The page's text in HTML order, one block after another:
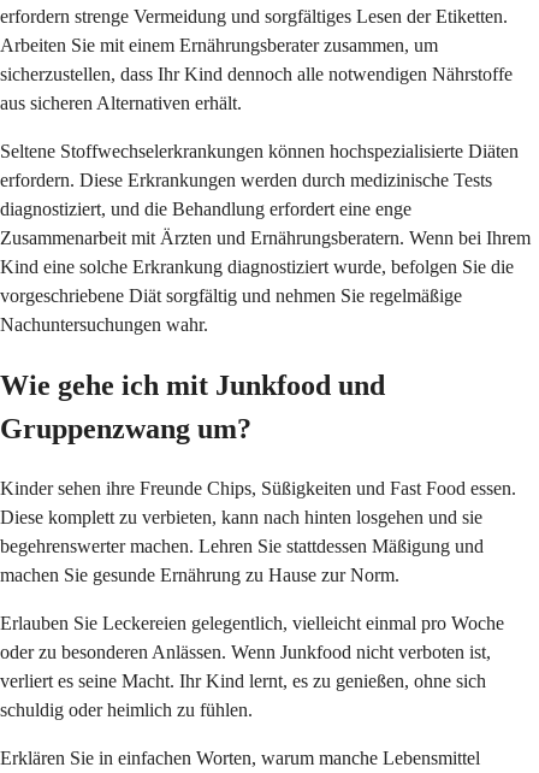
erfordern strenge Vermeidung und sorgfältiges Lesen der Etiketten.
Arbeiten Sie mit einem Ernährungsberater zusammen, um
sicherzustellen, dass Ihr Kind dennoch alle notwendigen Nährstoffe
aus sicheren Alternativen erhält.
Seltene Stoffwechselerkrankungen können hochspezialisierte Diäten
erfordern. Diese Erkrankungen werden durch medizinische Tests
diagnostiziert, und die Behandlung erfordert eine enge
Zusammenarbeit mit Ärzten und Ernährungsberatern. Wenn bei Ihrem
Kind eine solche Erkrankung diagnostiziert wurde, befolgen Sie die
vorgeschriebene Diät sorgfältig und nehmen Sie regelmäßige
Nachuntersuchungen wahr.
Wie gehe ich mit Junkfood und
Gruppenzwang um?
Kinder sehen ihre Freunde Chips, Süßigkeiten und Fast Food essen.
Diese komplett zu verbieten, kann nach hinten losgehen und sie
begehrenswerter machen. Lehren Sie stattdessen Mäßigung und
machen Sie gesunde Ernährung zu Hause zur Norm.
Erlauben Sie Leckereien gelegentlich, vielleicht einmal pro Woche
oder zu besonderen Anlässen. Wenn Junkfood nicht verboten ist,
verliert es seine Macht. Ihr Kind lernt, es zu genießen, ohne sich
schuldig oder heimlich zu fühlen.
Erklären Sie in einfachen Worten, warum manche Lebensmittel